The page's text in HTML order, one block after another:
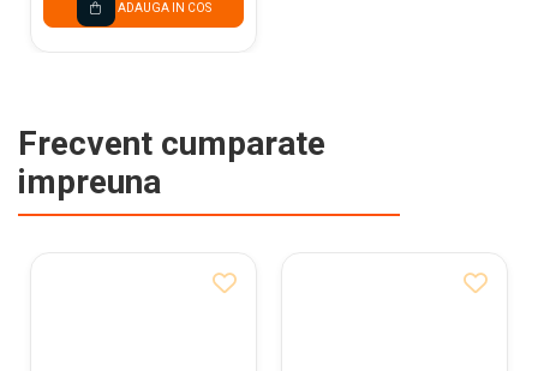
ADAUGA IN COS
Frecvent cumparate
impreuna